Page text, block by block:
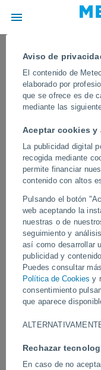
Aviso de
El contenido de
elaborado por
que se ofrece es de
mediante las
Aceptar cookies y
La publicidad digital
recogida mediante
permite financiar
contenido con altos
Pulsando el botón
web aceptando la
nuestras o de
seguimiento y
así como desarrollar
publicidad y
Puedes consultar
Política de Cookies y
consentimiento
que aparece
Rechazar
En caso de no
¡Un sistema
estragos en
registraron
de 140 km/h
La gran tormenta
tiempo extremo a su
aviones se